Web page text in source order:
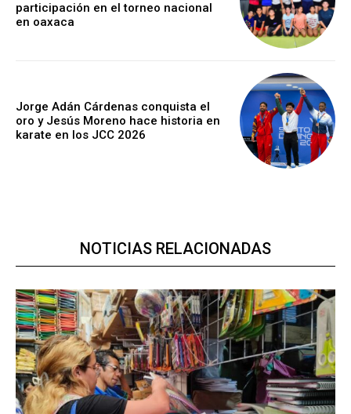
participación en el torneo nacional
en oaxaca
Jorge Adán Cárdenas conquista el
oro y Jesús Moreno hace historia en
karate en los JCC 2026
NOTICIAS RELACIONADAS